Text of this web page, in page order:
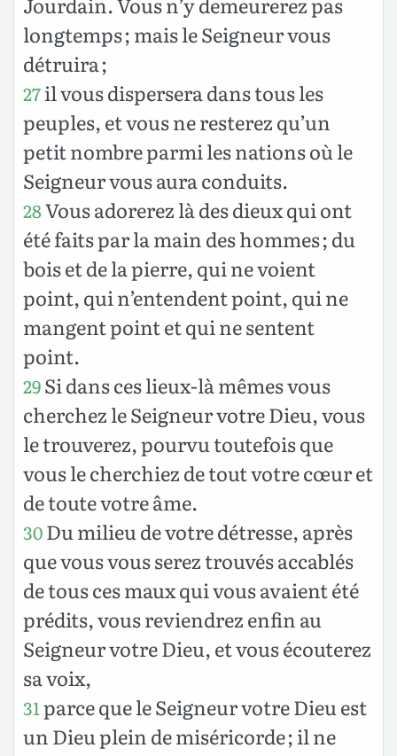
longtemps ; mais le Seigneur vous
détruira ;
27il vous dispersera dans tous les
peuples, et vous ne resterez qu’un
petit nombre parmi les nations où le
Seigneur vous aura conduits.
28Vous adorerez là des dieux qui ont
été faits par la main des hommes ; du
bois et de la pierre, qui ne voient
point, qui n’entendent point, qui ne
mangent point et qui ne sentent
point.
29Si dans ces lieux-là mêmes vous
cherchez le Seigneur votre Dieu, vous
le trouverez, pourvu toutefois que
vous le cherchiez de tout votre cœur et
de toute votre âme.
30Du milieu de votre détresse, après
que vous vous serez trouvés accablés
de tous ces maux qui vous avaient été
prédits, vous reviendrez enfin au
Seigneur votre Dieu, et vous écouterez
sa voix,
31 parce que le Seigneur votre Dieu est
un Dieu plein de miséricorde ; il ne